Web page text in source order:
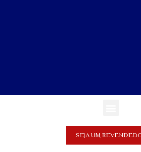
SEJA UM